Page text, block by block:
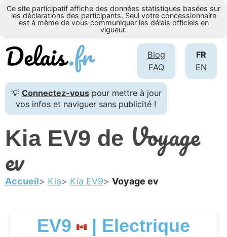
Ce site participatif affiche des données statistiques basées sur
les déclarations des participants. Seul votre concessionnaire
est à même de vous communiquer les délais officiels en
vigueur.
FR
EN
Blog
FAQ
💡 Connectez-vouspour mettre à jour
vos infos et naviguer sans publicité !
Kia EV9 de Voyage
ev
Accueil Kia Kia EV9 Voyage ev
EV9
| Electrique